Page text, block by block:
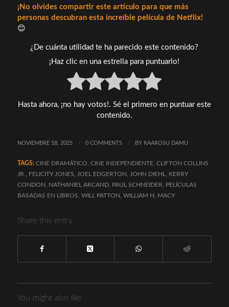
¡No olvides compartir este artículo para que más
personas descubran esta increíble película de Netflix!
😊
¿De cuánta utilidad te ha parecido este contenido?
¡Haz clic en una estrella para puntuarlo!
Hasta ahora, ¡no hay votos!. Sé el primero en puntuar este
contenido.
NOVIEMBRE 18, 2025 / 0 COMMENTS / BY KAAROSU DAMU
TAGS: CINE DRAMÁTICO CINE INDEPENDIENTE, CLIFTON COLLINS
JR.
FELICITY JONES JOEL EDGERTON JOHN DIEHL
KERRY
CONDON
NATHANIEL ARCAND, PAUL SCHNEIDER
PELÍCULAS
BASADAS EN LIBROS
WILL PATTON WILLIAM H. MACY
Share this entry
You might also like